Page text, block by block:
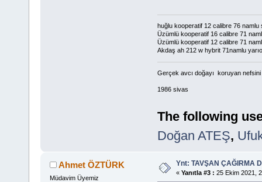
huğlu kooperatif 12 calibre 76 namlu
Üzümlü kooperatif 16 calibre 71
Üzümlü kooperatif 12 calibre 71
Akdaş ah 212 w hybrit 71namlu
Gerçek avcı doğayı koruyan nefsini
1986 sivas
The following
Doğan ATEŞ,
Ahmet ÖZTÜRK
Müdavim Üyemiz
Ynt: TAVŞAN ÇAĞIRMA
« Yanıtla #3 : 25 Ekim 2021,